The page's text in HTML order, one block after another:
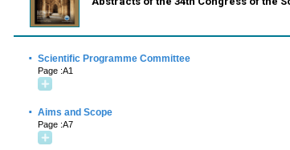
· Scientific Programme Committee
Page :A1
· Aims and Scope
Page :A7